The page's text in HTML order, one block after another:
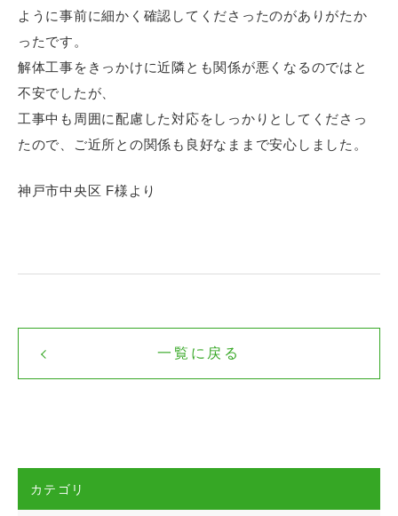
ように事前に細かく確認してくださったのがありがたか
ったです。
解体工事をきっかけに近隣とも関係が悪くなるのではと
不安でしたが、
工事中も周囲に配慮した対応をしっかりとしてくださっ
たので、ご近所との関係も良好なままで安心しました。
神戸市中央区 F様より
一覧に戻る
カテゴリ